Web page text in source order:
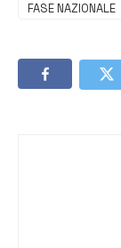
FASE NAZIONALE